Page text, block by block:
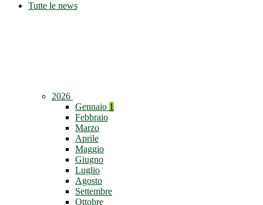
Tutte le news
2026
Gennaio 1
Febbraio
Marzo
Aprile
Maggio
Giugno
Luglio
Agosto
Settembre
Ottobre